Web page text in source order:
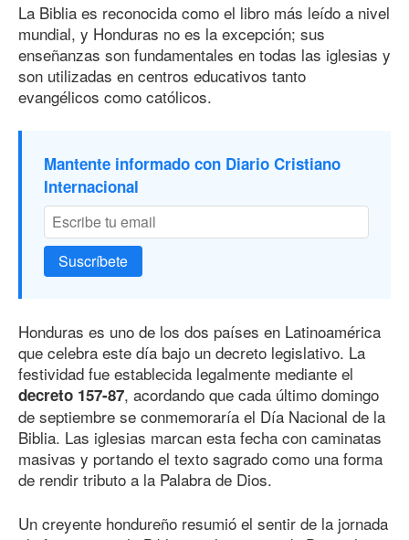
La Biblia es reconocida como el libro más leído a nivel
mundial, y Honduras no es la excepción; sus
enseñanzas son fundamentales en todas las iglesias y
son utilizadas en centros educativos tanto
evangélicos como católicos.
Mantente informado con Diario Cristiano
Internacional
Suscríbete
Honduras es uno de los dos países en Latinoamérica
que celebra este día bajo un decreto legislativo. La
festividad fue establecida legalmente mediante el
decreto 157-87, acordando que cada último domingo
de septiembre se conmemoraría el Día Nacional de la
Biblia. Las iglesias marcan esta fecha con caminatas
masivas y portando el texto sagrado como una forma
de rendir tributo a la Palabra de Dios.
Un creyente hondureño resumió el sentir de la jornada